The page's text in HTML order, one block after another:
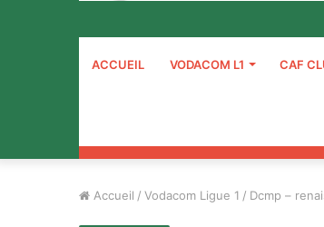
ACCUEIL VODACOM L1 CAF
Accueil / Vodacom Ligue 1 / Dcmp –